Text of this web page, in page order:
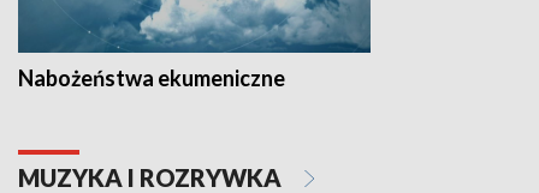
Nabożeństwa ekumeniczne
MUZYKA I ROZRYWKA